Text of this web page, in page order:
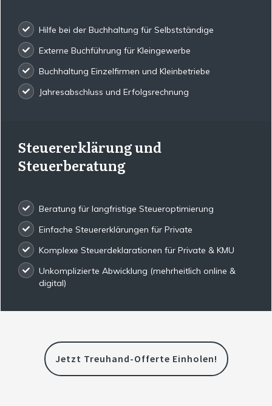
Hilfe bei der Buchhaltung für Selbstständige
Externe Buchführung für Kleingewerbe
Buchhaltung Einzelfirmen und Kleinbetriebe
Jahresabschluss und Erfolgsrechnung
Steuererklärung und
Steuerberatung
Beratung für langfristige Steueroptimierung
Einfache Steuererklärungen für Private
Komplexe Steuerdeklarationen für Private & KMU
Unkomplizierte Abwicklung (mehrheitlich online &
digital)
Jetzt Treuhand-Offerte Einholen!